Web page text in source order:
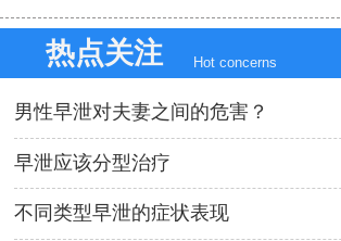
热点关注 Hot concerns
男性早泄对夫妻之间的危害？
早泄应该分型治疗
不同类型早泄的症状表现